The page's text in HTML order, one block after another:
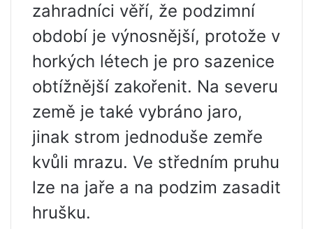
zahradníci věří, že podzimní
období je výnosnější, protože v
horkých létech je pro sazenice
obtížnější zakořenit. Na severu
země je také vybráno jaro,
jinak strom jednoduše zemře
kvůli mrazu. Ve středním pruhu
lze na jaře a na podzim zasadit
hrušku.